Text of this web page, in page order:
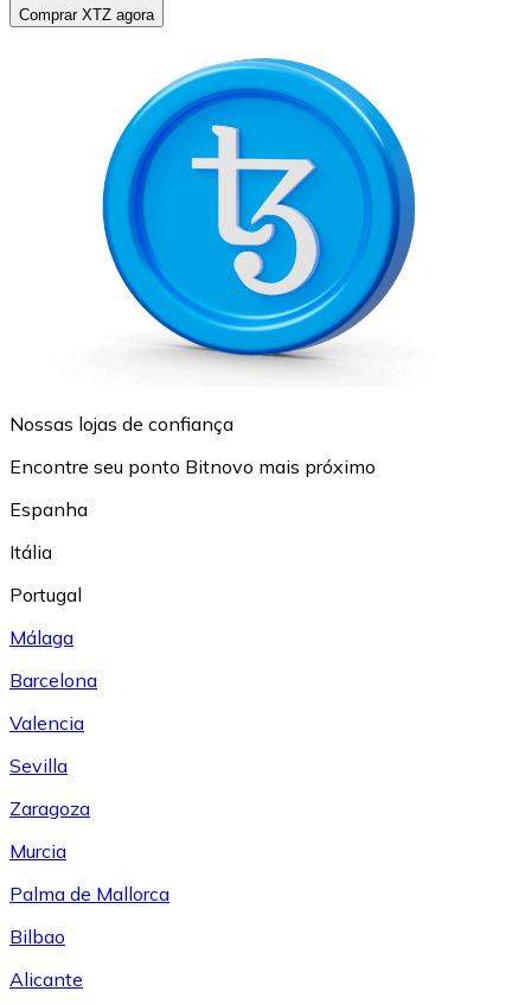
Comprar XTZ agora
Nossas lojas de confiança
Encontre seu ponto Bitnovo mais próximo
Espanha
Itália
Portugal
Málaga
Barcelona
Valencia
Sevilla
Zaragoza
Murcia
Palma de Mallorca
Bilbao
Alicante